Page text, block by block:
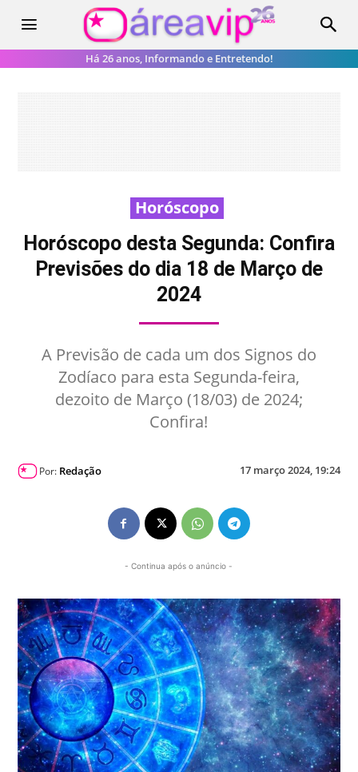
Há 26 anos, Informando e Entretendo!
Horóscopo
Horóscopo desta Segunda: Confira
Previsões do dia 18 de Março de
2024
A Previsão de cada um dos Signos do
Zodíaco para esta Segunda-feira,
dezoito de Março (18/03) de 2024;
Confira!
Por: Redação 17 março 2024, 19:24
- Continua após o anúncio -